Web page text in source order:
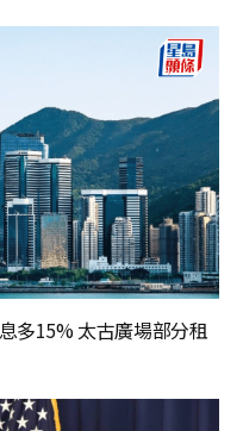
多15% 太古廣場部分租